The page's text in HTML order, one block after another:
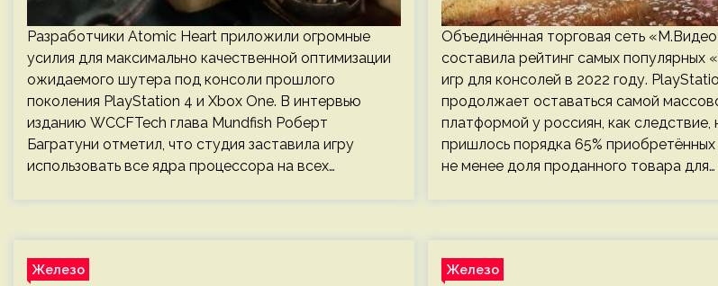
Разработчики Atomic Heart приложили огромные
усилия для максимально качественной оптимизации
ожидаемого шутера под консоли прошлого
поколения PlayStation 4 и Xbox One. В интервью
изданию WCCFTech глава Mundfish Роберт
Багратуни отметил, что студия заставила игру
использовать все ядра процессора на всех…
Объединённая торговая сеть
составила рейтинг самых популярных
игр для консолей в 2022 году.
продолжает оставаться самой
платформой у россиян, как следствие,
пришлось порядка 65%
не менее доля проданного товара для…
Железо Железо